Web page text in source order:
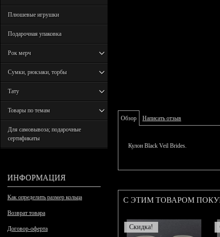
Плюшевые игрушки
Подарочная упаковка
Рок мерч
Сумки, рюкзаки, торбы
Тату
Товары по темам
Для самовывоза; подарочные
сертификаты
ИНФОРМАЦИЯ
Как определить размер кольца
Возврат товара
Договор-оферта
Обзор Написать отзыв
Кулон Black Veil Brides.
С ЭТИМ ТОВАРОМ
Скидка!